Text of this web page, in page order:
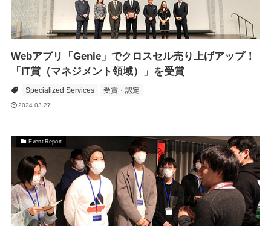
Webアプリ「Genie」でクロスセル売り上げアップ！
「IT賞（マネジメント領域）」を受賞
Specialized Services 受賞・認定
2024.03.27
Event Report